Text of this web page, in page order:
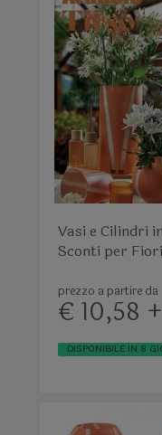
Vasi e Cilindri
Sconti per
prezzo a partire da
€ 10,58
DISPONIBILE IN 8